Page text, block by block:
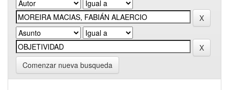
Comenzar nueva busqueda